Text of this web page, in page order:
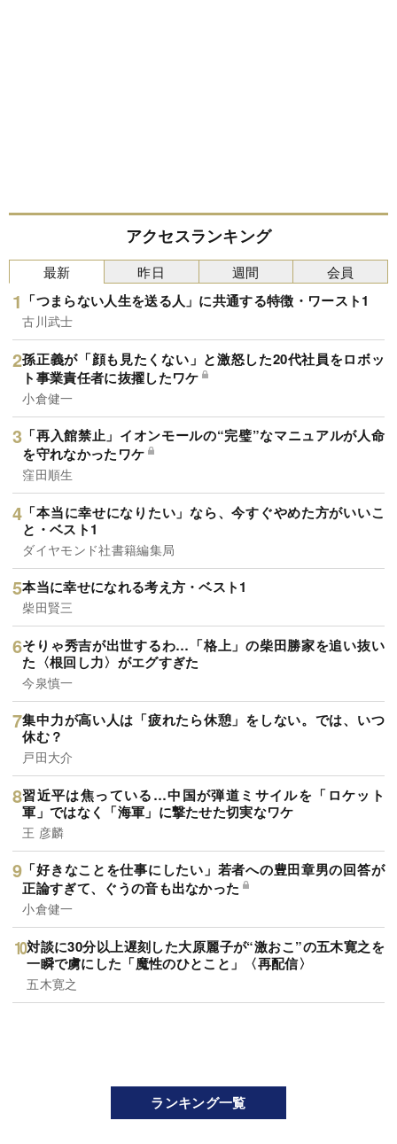
アクセスランキング
最新
「つまらない人生を送る人」に共通する特徴・ワースト1
古川武士
孫正義が「顔も見たくない」と激怒した20代社員をロボッ
ト事業責任者に抜擢したワケ
小倉健一
「再入館禁止」イオンモールの“完璧”なマニュアルが人命
を守れなかったワケ
窪田順生
「本当に幸せになりたい」なら、今すぐやめた方がいいこ
と・ベスト1
ダイヤモンド社書籍編集局
本当に幸せになれる考え方・ベスト1
柴田賢三
そりゃ秀吉が出世するわ…「格上」の柴田勝家を追い抜い
た〈根回し力〉がエグすぎた
今泉慎一
集中力が高い人は「疲れたら休憩」をしない。では、いつ
休む？
戸田大介
習近平は焦っている…中国が弾道ミサイルを「ロケット
軍」ではなく「海軍」に撃たせた切実なワケ
王 彦麟
「好きなことを仕事にしたい」若者への豊田章男の回答が
正論すぎて、ぐうの音も出なかった
小倉健一
対談に30分以上遅刻した大原麗子が“激おこ”の五木寛之を
一瞬で虜にした「魔性のひとこと」〈再配信〉
五木寛之
昨日 週間 会員
ランキング一覧